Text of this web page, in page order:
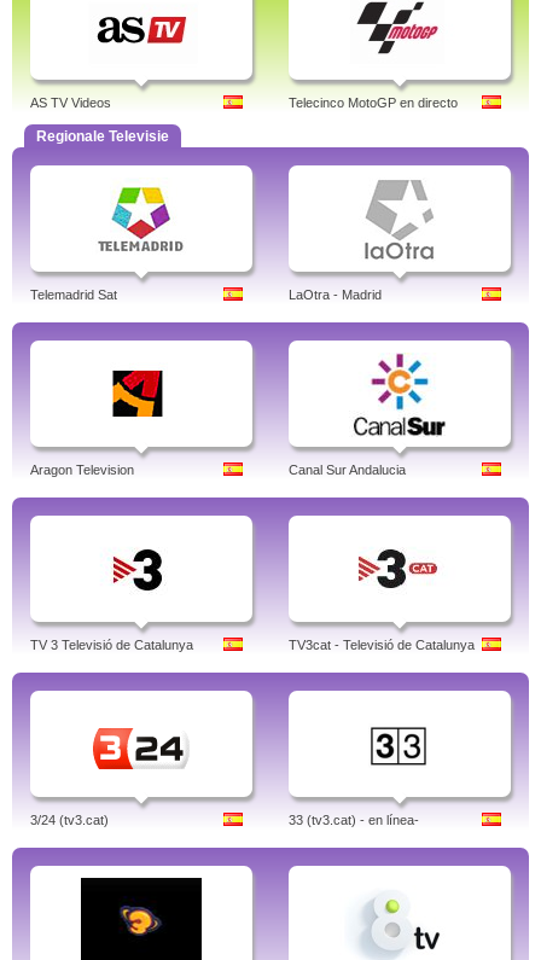
AS TV Videos Telecinco MotoGP en directo
Regionale Televisie
Telemadrid Sat LaOtra - Madrid
Aragon Television Canal Sur Andalucia
TV 3 Televisió de Catalunya TV3cat - Televisió de Catalunya
3/24 (tv3.cat) 33 (tv3.cat) - en línea-